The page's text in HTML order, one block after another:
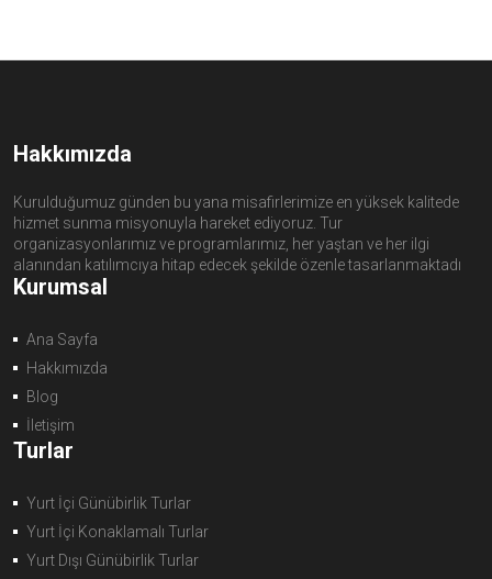
Hakkımızda
Kurulduğumuz günden bu yana misafirlerimize en yüksek kalitede
hizmet sunma misyonuyla hareket ediyoruz. Tur
organizasyonlarımız ve programlarımız, her yaştan ve her ilgi
alanından katılımcıya hitap edecek şekilde özenle tasarlanmaktadı
Kurumsal
Ana Sayfa
Hakkımızda
Blog
İletişim
Turlar
Yurt İçi Günübirlik Turlar
Yurt İçi Konaklamalı Turlar
Yurt Dışı Günübirlik Turlar